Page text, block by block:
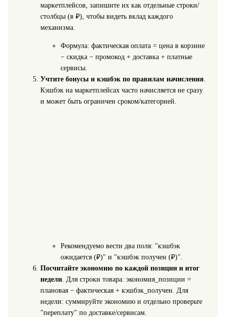
маркетплейсов, запишите их как отдельные строки/
столбцы (в ₽), чтобы видеть вклад каждого
механизма.
Формула: фактическая оплата = цена в корзине
− скидка − промокод + доставка + платные
сервисы.
Учтите бонусы и кэшбэк по правилам начисления.
Кэшбэк на маркетплейсах часто начисляется не сразу
и может быть ограничен сроком/категорией.
Рекомендуемо вести два поля: "кэшбэк
ожидается (₽)" и "кэшбэк получен (₽)".
Посчитайте экономию по каждой позиции и итог
недели. Для строки товара: экономия_позиции =
плановая − фактическая + кэшбэк_получен. Для
недели: суммируйте экономию и отдельно проверьте
"переплату" по доставке/сервисам.